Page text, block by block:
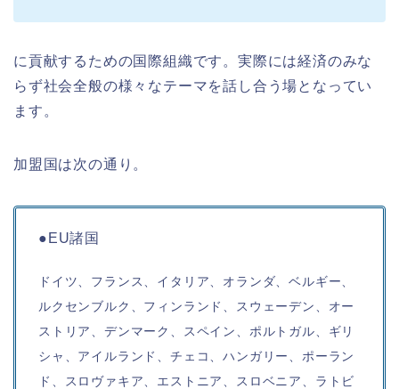
に貢献するための国際組織です。実際には経済のみな
らず社会全般の様々なテーマを話し合う場となってい
ます。
加盟国は次の通り。
●EU諸国
ドイツ、フランス、イタリア、オランダ、ベルギー、
ルクセンブルク、フィンランド、スウェーデン、オー
ストリア、デンマーク、スペイン、ポルトガル、ギリ
シャ、アイルランド、チェコ、ハンガリー、ポーラン
ド、スロヴァキア、エストニア、スロベニア、ラトビ